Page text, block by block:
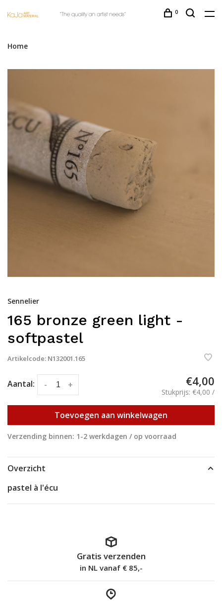
0
Home
Sennelier
165 bronze green light -
softpastel
Artikelcode: N132001.165
Aantal: +
- €4,00
Stukprijs: €4,00 /
Toevoegen aan winkelwagen
Verzending binnen: 1-2 werkdagen / op voorraad
Overzicht
pastel à l'écu
Gratis verzenden
in NL vanaf € 85,-